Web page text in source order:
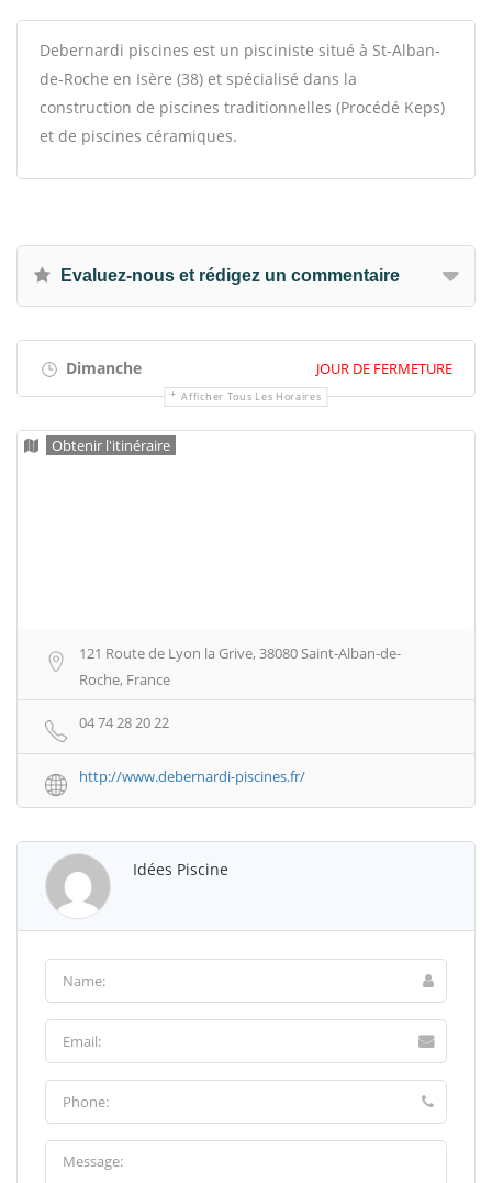
Debernardi piscines est un pisciniste situé à St-Alban-
de-Roche en Isère (38) et spécialisé dans la
construction de piscines traditionnelles (Procédé Keps)
et de piscines céramiques.
Evaluez-nous et rédigez un commentaire
Dimanche JOUR DE FERMETURE
Afficher Tous Les Horaires
Obtenir l'itinéraire
121 Route de Lyon la Grive, 38080 Saint-Alban-de-
Roche, France
04 74 28 20 22
http://www.debernardi-piscines.fr/
Idées Piscine